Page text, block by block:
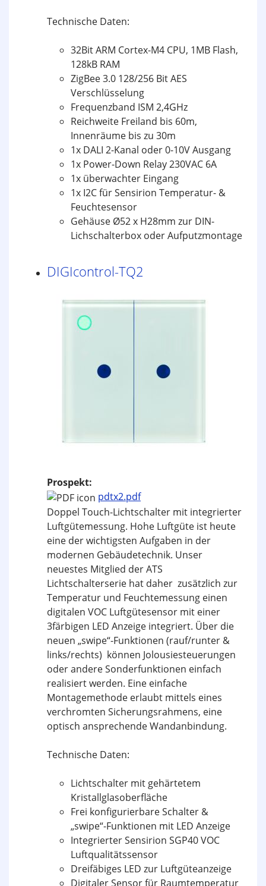
Technische Daten:
32Bit ARM Cortex-M4 CPU, 1MB Flash,
128kB RAM
ZigBee 3.0 128/256 Bit AES
Verschlüsselung
Frequenzband ISM 2,4GHz
Reichweite Freiland bis 60m,
Innenräume bis zu 30m
1x DALI 2-Kanal oder 0-10V Ausgang
1x Power-Down Relay 230VAC 6A
1x überwachter Eingang
1x I2C für Sensirion Temperatur- &
Feuchtesensor
Gehäuse Ø52 x H28mm zur DIN-
Lichschalterbox oder Aufputzmontage
DIGIcontrol-TQ2
Prospekt:
pdtx2.pdf
Doppel Touch-Lichtschalter mit integrierter
Luftgütemessung. Hohe Luftgüte ist heute
eine der wichtigsten Aufgaben in der
modernen Gebäudetechnik. Unser
neuestes Mitglied der ATS
Lichtschalterserie hat daher zusätzlich zur
Temperatur und Feuchtemessung einen
digitalen VOC Luft­gütesensor mit einer
3färbigen LED Anzeige integriert. Über die
neuen „swipe“-Funktionen (rauf/runter &
links/rechts) können Jolousiesteuerungen
oder andere Sonderfunktionen einfach
realisiert werden. Eine einfache
Montagemethode erlaubt mittels eines
verchromten Sicherungsrahmens, eine
optisch ansprechende Wandanbindung.
Technische Daten:
Lichtschalter mit gehärtetem
Kristallglasoberfläche
Frei konfigurierbare Schalter &
„swipe“-Funktionen mit LED Anzeige
Integrierter Sensirion SGP40 VOC
Luftqualitätssensor
Dreifäbiges LED zur Luftgüteanzeige
Digitaler Sensor für Raumtemperatur